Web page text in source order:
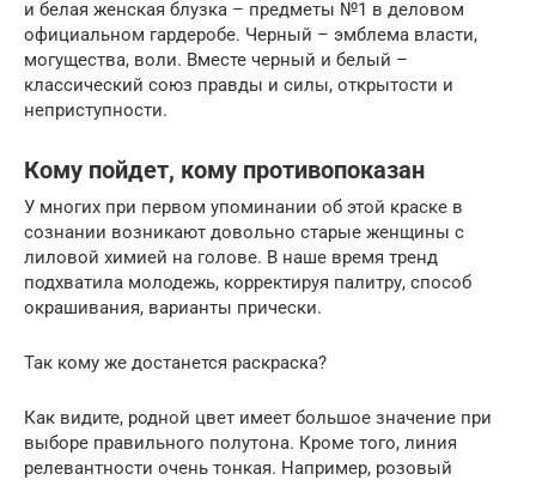
и белая женская блузка – предметы №1 в деловом
официальном гардеробе. Черный – эмблема власти,
могущества, воли. Вместе черный и белый –
классический союз правды и силы, открытости и
неприступности.
Кому пойдет, кому противопоказан
У многих при первом упоминании об этой краске в
сознании возникают довольно старые женщины с
лиловой химией на голове. В наше время тренд
подхватила молодежь, корректируя палитру, способ
окрашивания, варианты прически.
Так кому же достанется раскраска?
Как видите, родной цвет имеет большое значение при
выборе правильного полутона. Кроме того, линия
релевантности очень тонкая. Например, розовый